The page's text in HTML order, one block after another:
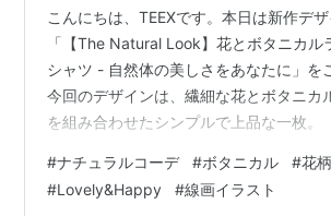
こんにちは、TEEXです。本日は新作デ
「【The Natural Look】花とボタニカル
シャツ - 自然体の美しさをあなたに」を
今回のデザインは、繊細な花とボタニカ
を組み合わせたシンプルで上品な一枚。
らない自分の魅力を大切にしたい方にぴ
ラー展開は ブラック、ホワイト、ライト
#ナチュラルコーデ #ボタニカル #花柄
#Lovely&Happy #線画イラスト